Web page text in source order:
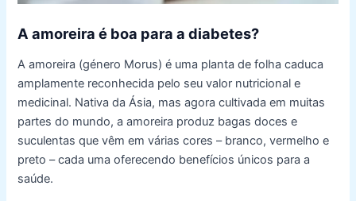
A amoreira é boa para a diabetes?
A amoreira (género Morus) é uma planta de folha caduca
amplamente reconhecida pelo seu valor nutricional e
medicinal. Nativa da Ásia, mas agora cultivada em muitas
partes do mundo, a amoreira produz bagas doces e
suculentas que vêm em várias cores – branco, vermelho e
preto – cada uma oferecendo benefícios únicos para a
saúde.